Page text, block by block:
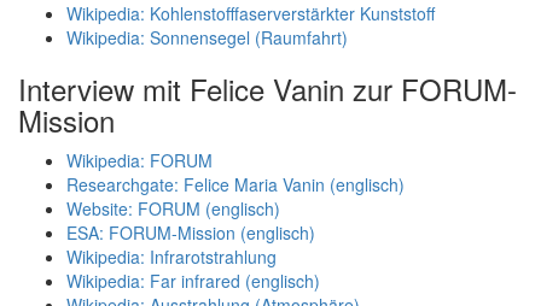
Wikipedia: Kohlenstofffaserverstärkter Kunststoff
Wikipedia: Sonnensegel (Raumfahrt)
Interview mit Felice Vanin zur FORUM-
Mission
Wikipedia: FORUM
Researchgate: Felice Maria Vanin (englisch)
Website: FORUM (englisch)
ESA: FORUM-Mission (englisch)
Wikipedia: Infrarotstrahlung
Wikipedia: Far infrared (englisch)